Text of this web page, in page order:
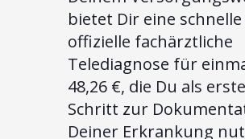
bietet Dir eine
offizielle fachärztliche
Telediagnose für
48,26 €, die Du als
Schritt zur
Deiner Erkrankung